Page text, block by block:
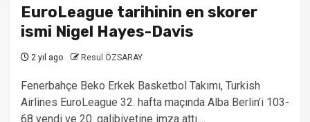
EuroLeague tarihinin en skorer
ismi Nigel Hayes-Davis
2 yıl ago Resul ÖZSARAY
Fenerbahçe Beko Erkek Basketbol Takımı, Turkish
Airlines EuroLeague 32. hafta maçında Alba Berlin’i 103-
68 yendi ve 20. galibiyetine imza attı....